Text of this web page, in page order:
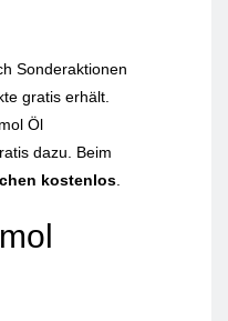
Sonderaktionen
gratis erhält.
Öl
dazu. Beim
kostenlos